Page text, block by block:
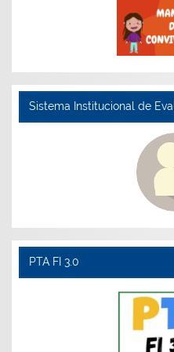
Sistema Institucional de
PTA FI 3.0